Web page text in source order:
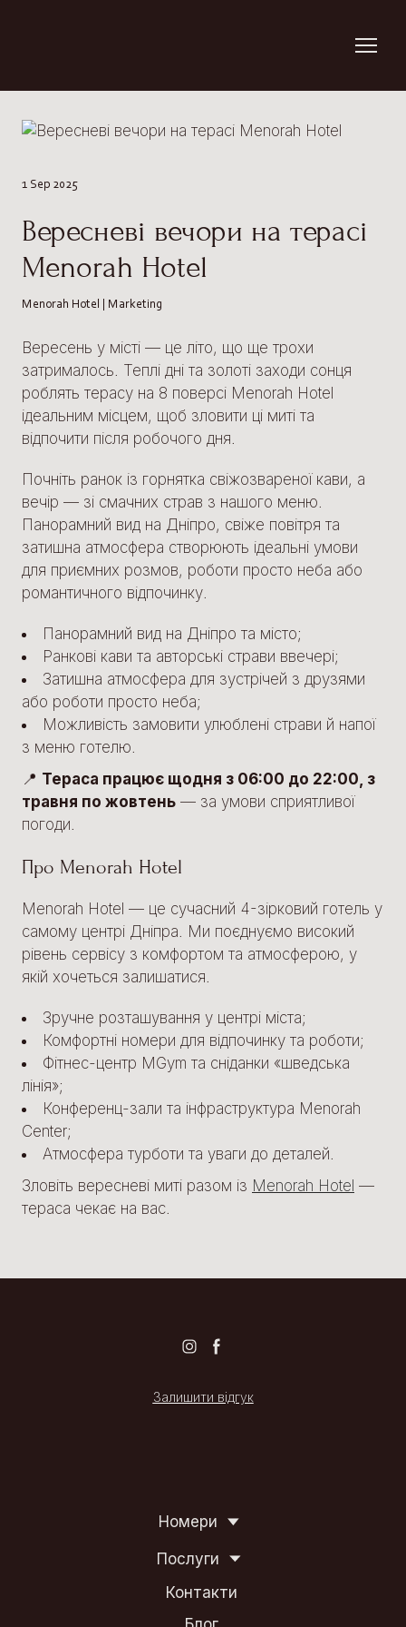
1 Sep 2025
Вересневі вечори на терасі
Menorah Hotel
Menorah Hotel | Marketing
Вересень у місті — це літо, що ще трохи
затрималось. Теплі дні та золоті заходи сонця
роблять терасу на 8 поверсі Menorah Hotel
ідеальним місцем, щоб зловити ці миті та
відпочити після робочого дня.
Почніть ранок із горнятка свіжозвареної кави, а
вечір — зі смачних страв з нашого меню.
Панорамний вид на Дніпро, свіже повітря та
затишна атмосфера створюють ідеальні умови
для приємних розмов, роботи просто неба або
романтичного відпочинку.
Панорамний вид на Дніпро та місто;
Ранкові кави та авторські страви ввечері;
Затишна атмосфера для зустрічей з друзями
або роботи просто неба;
Можливість замовити улюблені страви й напої
з меню готелю.
📍 Тераса працює щодня з 06:00 до 22:00, з
травня по жовтень — за умови сприятливої
погоди.
Про Menorah Hotel
Menorah Hotel — це сучасний 4-зірковий готель у
самому центрі Дніпра. Ми поєднуємо високий
рівень сервісу з комфортом та атмосферою, у
якій хочеться залишатися.
Зручне розташування у центрі міста;
Комфортні номери для відпочинку та роботи;
Фітнес-центр MGym та сніданки «шведська
лінія»;
Конференц-зали та інфраструктура Menorah
Center;
Атмосфера турботи та уваги до деталей.
Зловіть вересневі миті разом із Menorah Hotel —
тераса чекає на вас.
Залишити відгук
Номери
Послуги
Контакти